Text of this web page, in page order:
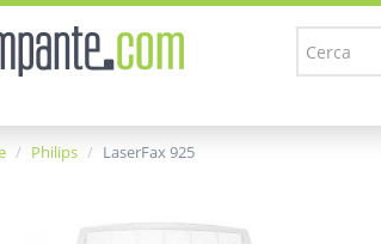
Philips LaserFax 925